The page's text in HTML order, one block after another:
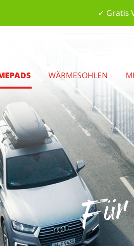
✓ Gratis
WÄRMESOHLEN